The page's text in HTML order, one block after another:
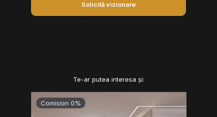
Solicită vizionare
Te-ar putea interesa și:
Comision 0%